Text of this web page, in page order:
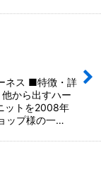
ネス ■特徴・詳
から出すハー
ットを2008年
ップ様の一…